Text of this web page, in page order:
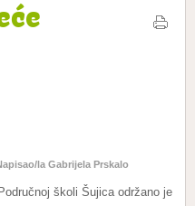
la Gabrijela Prskalo
školi Šujica održano je